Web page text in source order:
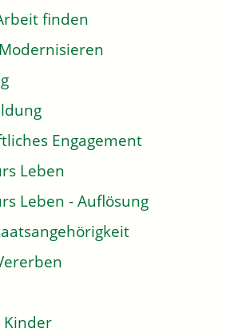
finden
Engagement
Leben
Leben - Auflösung
Kinder